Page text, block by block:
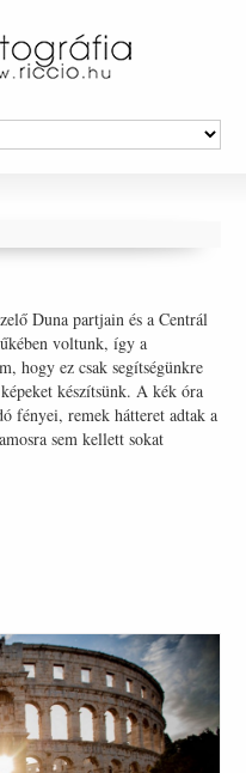
Duna partjain és a Centrál
voltunk, így a
hogy ez csak segítségünkre
készítsünk. A kék óra
fényei, remek hátteret adtak a
sem kellett sokat